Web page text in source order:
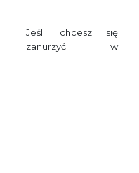
Jeśli chcesz się
zanurzyć w